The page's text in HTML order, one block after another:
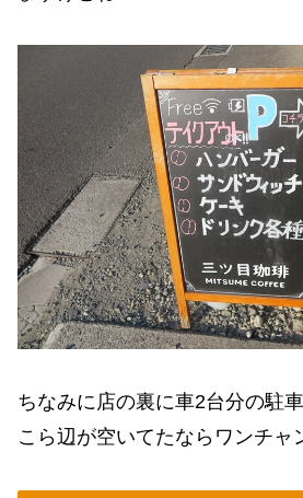
ちなみに店の裏に車2台分の駐
こら辺が空いてたならワンチャ